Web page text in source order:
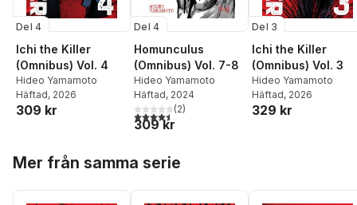
Del 4
Ichi the Killer
(Omnibus) Vol. 4
Hideo Yamamoto
Häftad, 2026
309 kr
Del 4
Homunculus
(Omnibus) Vol. 7-8
Hideo Yamamoto
Häftad, 2024
4,5utav 5 stjärnor. Totalt antal röster:
(2)
309 kr
Del 3
Ichi the Killer
(Omnibus) Vol. 3
Hideo Yamamoto
Häftad, 2026
329 kr
Mer från samma serie